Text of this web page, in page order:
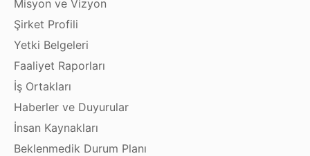
Misyon ve Vizyon
Şirket Profili
Yetki Belgeleri
Faaliyet Raporları
İş Ortakları
Haberler ve Duyurular
İnsan Kaynakları
Beklenmedik Durum Planı